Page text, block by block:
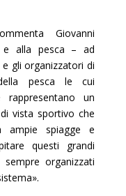
Giovanni
e alla pesca – ad
gli organizzatori di
pesca le cui
un
vista sportivo che
ampie spiagge e
questi grandi
organizzati